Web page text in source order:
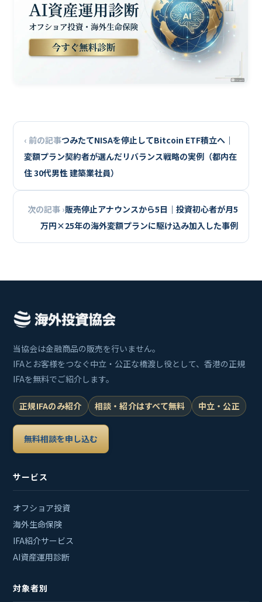
‹ 前の記事つみたてNISAを停止してBitcoin ETF積立へ｜
変額プラン契約者が選んだリバランス戦略の実例（都内在
住 30代男性 建築業社員）
次の記事 ›販売停止アナウンスから5日｜投資初心者が月5
万円×25年の海外変額プランに駆け込み加入した事例
当協会は金融商品の販売を行いません。
IFAとお客様をつなぐ中立・公正な橋渡し役として、香港の正規
IFAを無料でご紹介します。
正規IFAのみ紹介 相談・紹介はすべて無料 中立・公正
無料相談を申し込む
サービス
オフショア投資
海外生命保険
IFA紹介サービス
AI資産運用診断
対象者別